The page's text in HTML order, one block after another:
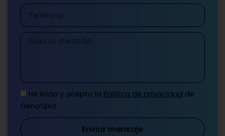
Teléfono
Mensaje
He leído y acepto la Política de privacidad de
Genotipia
Enviar mensaje